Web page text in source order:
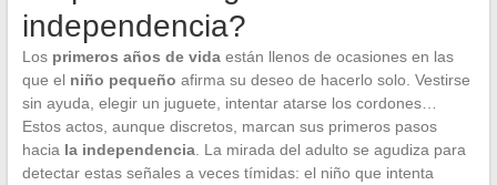
independencia?
Los primeros años de vidaestán llenos de ocasiones en las
que el niño pequeño afirma su deseo de hacerlo solo. Vestirse
sin ayuda, elegir un juguete, intentar atarse los cordones…
Estos actos, aunque discretos, marcan sus primeros pasos
hacia la independencia. La mirada del adulto se agudiza para
detectar estas señales a veces tímidas: el niño que intenta